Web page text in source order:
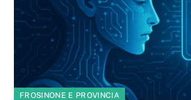
FROSINONE E PROVINCIA